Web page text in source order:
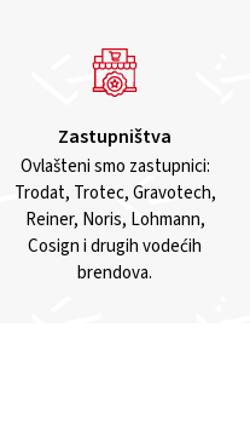
Zastupništva
Ovlašteni smo zastupnici:
Trodat, Trotec, Gravotech,
Reiner, Noris, Lohmann,
Cosign i drugih vodećih
brendova.